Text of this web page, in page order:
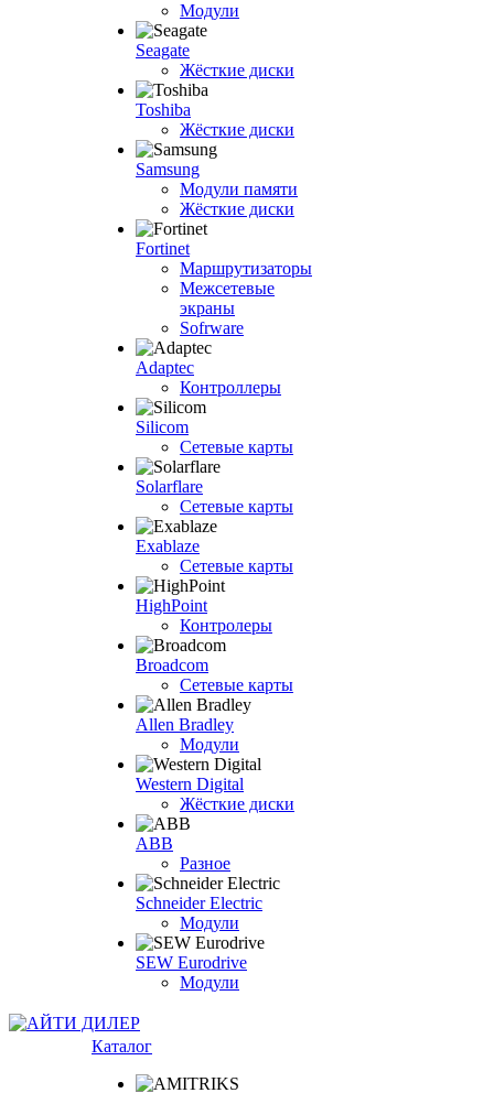
Модули
Seagate
Жёсткие диски
Toshiba
Жёсткие диски
Samsung
Модули памяти
Жёсткие диски
Fortinet
Маршрутизаторы
Межсетевые
экраны
Sofrware
Adaptec
Контроллеры
Silicom
Сетевые карты
Solarflare
Сетевые карты
Exablaze
Сетевые карты
HighPoint
Контролеры
Broadcom
Сетевые карты
Allen Bradley
Модули
Western Digital
Жёсткие диски
ABB
Разное
Schneider Electric
Модули
SEW Eurodrive
Модули
Каталог